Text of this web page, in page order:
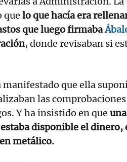
que lo que hacía era
que luego firmaba
, donde revisaban si
que ella
las
Y ha insistido en que
disponible el dinero,
metálico.